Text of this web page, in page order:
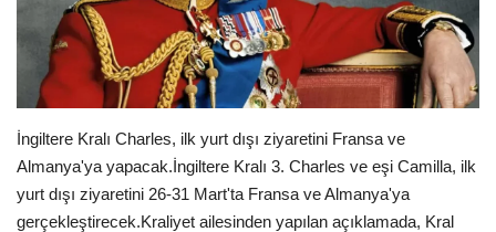
Londra
İngiltere
Videolar
İş & Ekonomi
İngiltere Kralı Charles, ilk yurt dışı ziyaretini Fransa ve
Almanya'ya yapacak.İngiltere Kralı 3. Charles ve eşi Camilla, ilk
yurt dışı ziyaretini 26-31 Mart'ta Fransa ve Almanya'ya
gerçekleştirecek.Kraliyet ailesinden yapılan açıklamada, Kral